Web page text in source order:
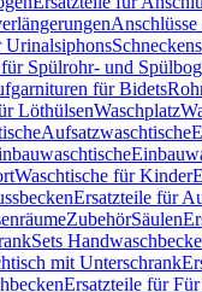
Urinalsiphons
Spülrohr- und
für Bidets
LöthülsenWaschplatz
Aufsatzwaschtische
Waschtische für Kinder
Ersatzteile für
ZubehörSäulen
Sets
mit Unterschrank
Ersatzteile für